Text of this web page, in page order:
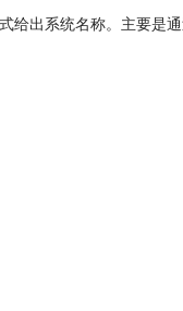
出系统名称。主要是通